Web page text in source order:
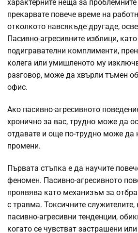
характерните неща за
прекарвате повече време на
отколкото навсякъде другаде,
Пасивно-агресивните изблици,
подигравателни комплименти,
колега или умишленото му
разговор, може да хвърли тъмен
офис.
Ако пасивно-агресивното
хронично за вас, трудно може да
отдавате и още по-трудно може да
промени.
Първата стъпка е да научите
феномен. Пасивно-агресивното
проявява като механизъм за
с травма. Токсичните служителите,
пасивно-агресивни тенденции,
когато се чувстват застрашени или